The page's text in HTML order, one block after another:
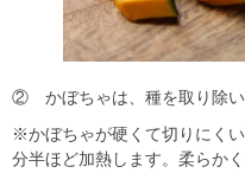
② かぼちゃは、種を取り除い
※かぼちゃが硬くて切りにく
分半ほど加熱します。柔らか